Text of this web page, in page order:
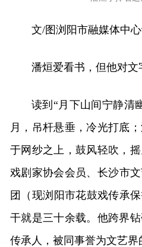
文/图浏阳市融媒体中
潘烜爱看书，但他对文
读到“月下山间宁静清
月，吊杆悬垂，冷光打底
于网纱之上，鼓风轻吹，
戏剧家协会会员、长沙市
团（现浏阳市花鼓戏传承
干就是三十余载。他跨界
传承人，被同事誉为文艺界